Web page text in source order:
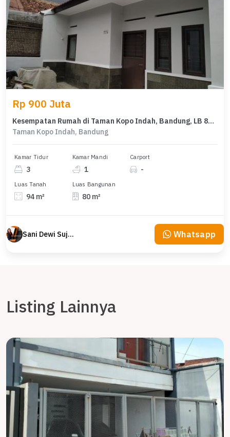
Rp 900 Juta
Kesempatan Rumah di Taman Kopo Indah, Bandung, LB 80m², Harga 900 Juta
Taman Kopo Indah, Bandung
Kamar Tidur
3
Kamar Mandi
1
Carport
-
Luas Tanah
94 m²
Luas Bangunan
80 m²
Sani Dewi Sujono Whatsapp
Listing Lainnya